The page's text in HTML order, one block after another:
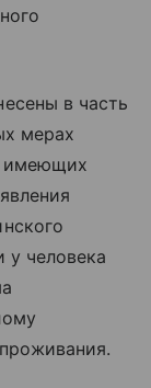
в часть
мерах
имеющих
у человека